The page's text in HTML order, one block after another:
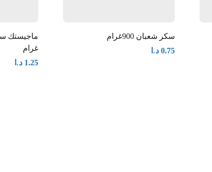
سكر شعبان 900غرام
0.75 د.ا
غرام
1.25 د.ا